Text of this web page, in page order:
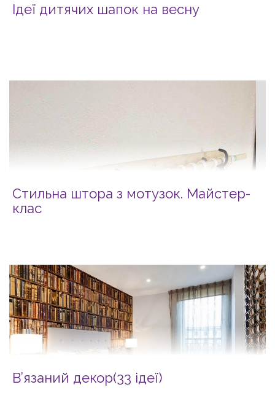
Ідеї дитячих шапок на весну
Стильна штора з мотузок. Майстер-
клас
В’язаний декор(33 ідеї)